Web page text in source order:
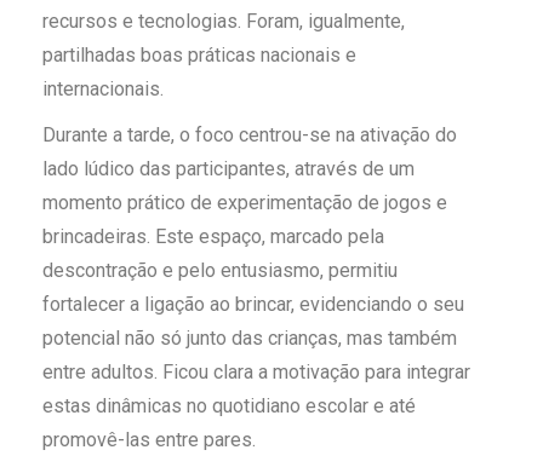
recursos e tecnologias. Foram, igualmente,
partilhadas boas práticas nacionais e
internacionais.
Durante a tarde, o foco centrou-se na ativação do
lado lúdico das participantes, através de um
momento prático de experimentação de jogos e
brincadeiras. Este espaço, marcado pela
descontração e pelo entusiasmo, permitiu
fortalecer a ligação ao brincar, evidenciando o seu
potencial não só junto das crianças, mas também
entre adultos. Ficou clara a motivação para integrar
estas dinâmicas no quotidiano escolar e até
promovê-las entre pares.